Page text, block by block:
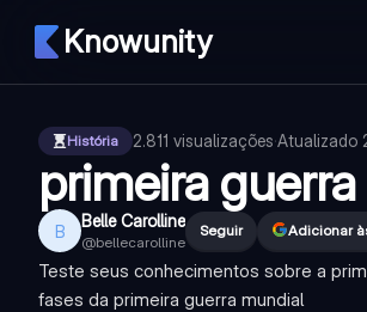
Knowunity
História 2.811 visualizações·Atualizado
primeira
B Belle Carolline
@bellecarolline
Seguir Adicionar
Teste seus conhecimentos sobre a
fases da primeira guerra mundial